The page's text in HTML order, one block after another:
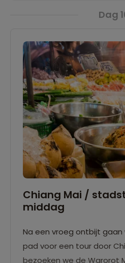
Dag
Chiang Mai /
middag
Na een vroeg ontbijt
pad voor een tour door
bezoeken we de Warorot